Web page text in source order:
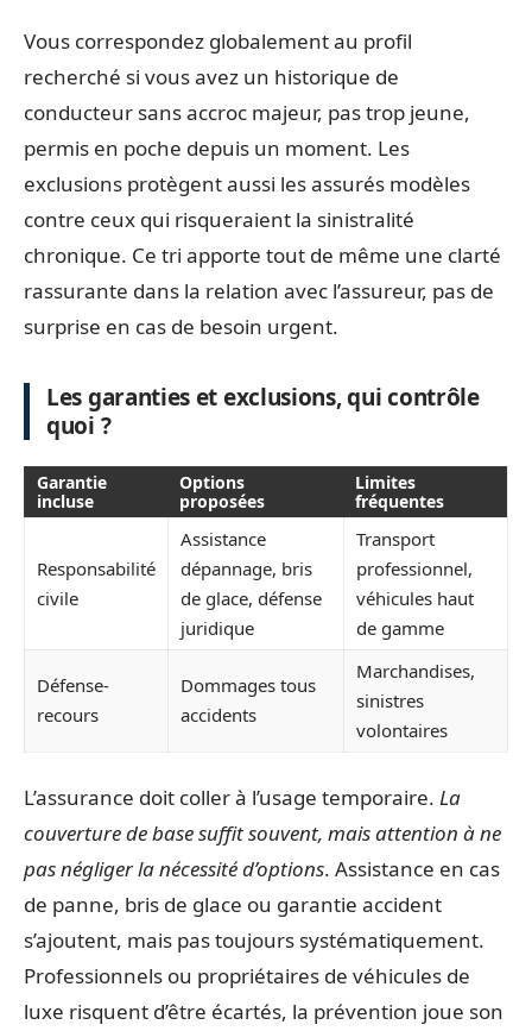
Vous correspondez globalement au profil
recherché si vous avez un historique de
conducteur sans accroc majeur, pas trop jeune,
permis en poche depuis un moment. Les
exclusions protègent aussi les assurés modèles
contre ceux qui risqueraient la sinistralité
chronique. Ce tri apporte tout de même une clarté
rassurante dans la relation avec l’assureur, pas de
surprise en cas de besoin urgent.
Les garanties et exclusions, qui contrôle
quoi ?
Garantie
incluse
Options
proposées
Limites
fréquentes
Responsabilité
civile
Assistance
dépannage, bris
de glace, défense
juridique
Transport
professionnel,
véhicules haut
de gamme
Défense-
recours
Dommages tous
accidents
Marchandises,
sinistres
volontaires
L’assurance doit coller à l’usage temporaire. La
couverture de base suffit souvent, mais attention à ne
pas négliger la nécessité d’options. Assistance en cas
de panne, bris de glace ou garantie accident
s’ajoutent, mais pas toujours systématiquement.
Professionnels ou propriétaires de véhicules de
luxe risquent d’être écartés, la prévention joue son